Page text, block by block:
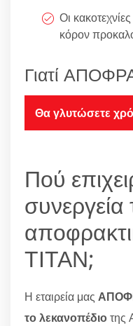
Οι
κόρον
Γιατί
Θα γλυτώσετε
Πού
συνεργεία
ΤΙΤΑΝ;
Η εταιρεία μας
το λεκανοπέδιοτης